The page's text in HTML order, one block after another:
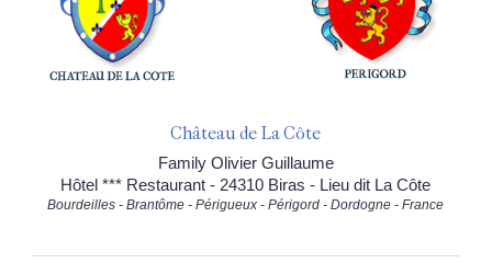
Château de La Côte
Family Olivier Guillaume
Hôtel *** Restaurant - 24310 Biras - Lieu dit La Côte
Bourdeilles - Brantôme - Périgueux - Périgord - Dordogne - France